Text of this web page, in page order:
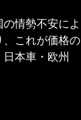
情勢不安によ
これが価格の
本車・欧州